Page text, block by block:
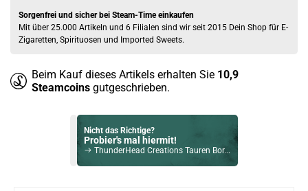
Sorgenfrei und sicher bei Steam-Time einkaufen
Mit über 25.000 Artikeln und 6 Filialen sind wir seit 2015 Dein Shop für E-
Zigaretten, Spirituosen und Imported Sweets.
Beim Kauf dieses Artikels erhalten Sie 10,9
Steamcoins gutgeschrieben.
Nicht das Richtige?
Probier's mal hiermit!
ThunderHead Creations Tauren Boro DripTip POM